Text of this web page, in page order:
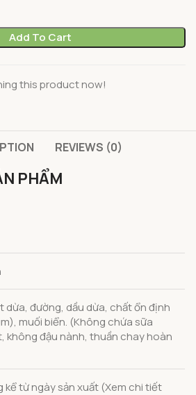
Add To Cart
this product now!
REVIEWS (0)
PHẨM
dừa, đường, dầu dừa, chất ổn định
muối biển. (Không chứa sữa
không đậu nành, thuần chay hoàn
kể từ ngày sản xuất (Xem chi tiết